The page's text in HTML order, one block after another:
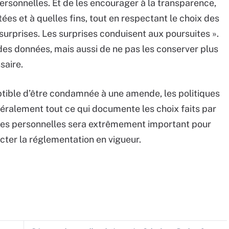
Et de les encourager à la transparence,
et à quelles fins, tout en respectant le choix des
Les surprises conduisent aux poursuites ».
données, mais aussi de ne pas les conserver plus
d’être condamnée à une amende, les politiques
tout ce qui documente les choix faits par
personnelles sera extrêmement important pour
la réglementation en vigueur.